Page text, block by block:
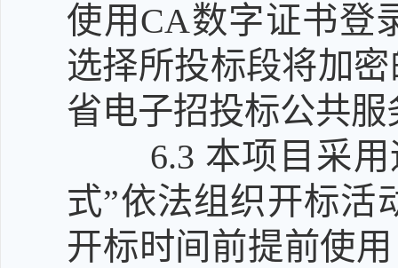
使用CA数字证书登
选择所投标段将加
省电子招投标公共
6.3 本项目采
式”依法组织开标活
开标时间前提前使